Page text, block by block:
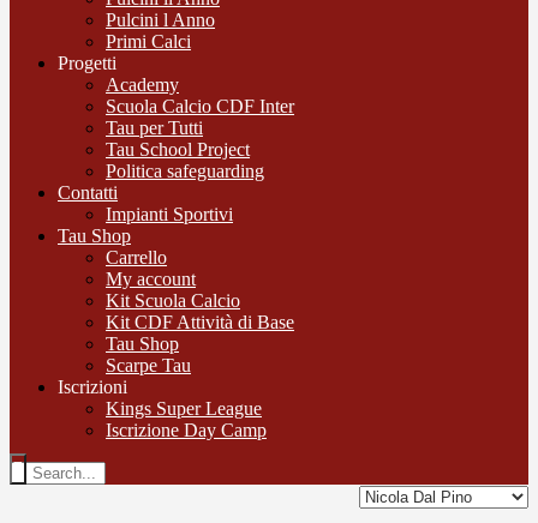
Pulcini l Anno
Primi Calci
Progetti
Academy
Scuola Calcio CDF Inter
Tau per Tutti
Tau School Project
Politica safeguarding
Contatti
Impianti Sportivi
Tau Shop
Carrello
My account
Kit Scuola Calcio
Kit CDF Attività di Base
Tau Shop
Scarpe Tau
Iscrizioni
Kings Super League
Iscrizione Day Camp